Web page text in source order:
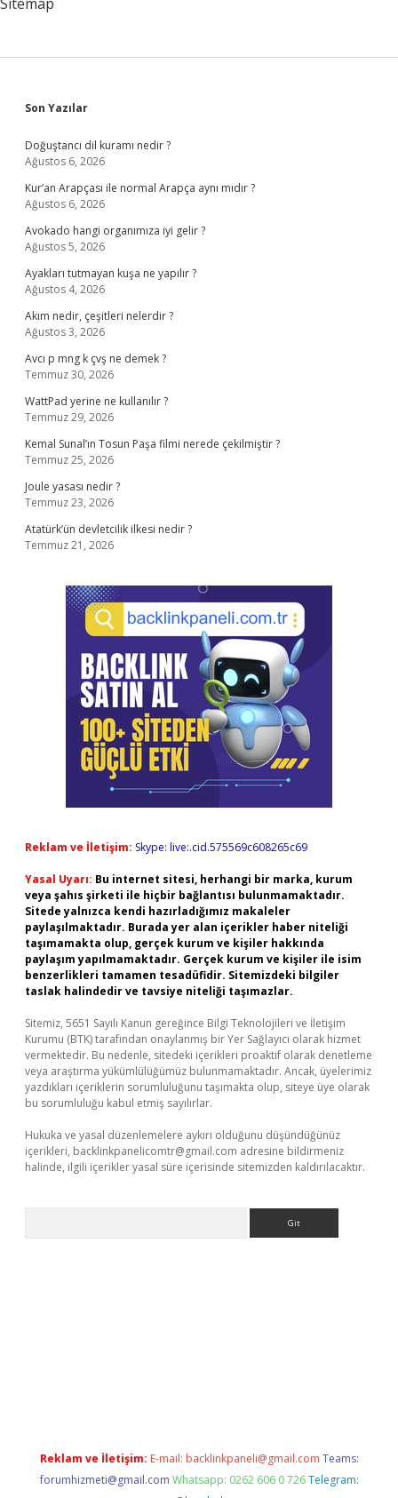
Sidebar
Son Yazılar
Doğuştancı dil kuramı nedir ?
Ağustos 6, 2026
Kur’an Arapçası ile normal Arapça aynı mıdır ?
Ağustos 6, 2026
Avokado hangi organımıza iyi gelir ?
Ağustos 5, 2026
Ayakları tutmayan kuşa ne yapılır ?
Ağustos 4, 2026
Akım nedir, çeşitleri nelerdir ?
Ağustos 3, 2026
Avcı p mng k çvş ne demek ?
Temmuz 30, 2026
WattPad yerine ne kullanılır ?
Temmuz 29, 2026
Kemal Sunal’ın Tosun Paşa filmi nerede çekilmiştir ?
Temmuz 25, 2026
Joule yasası nedir ?
Temmuz 23, 2026
Atatürk’ün devletcilik ilkesi nedir ?
Temmuz 21, 2026
Reklam ve İletişim: Skype: live:.cid.575569c608265c69
Yasal Uyarı: Bu internet sitesi, herhangi bir marka, kurum
veya şahıs şirketi ile hiçbir bağlantısı bulunmamaktadır.
Sitede yalnızca kendi hazırladığımız makaleler
paylaşılmaktadır. Burada yer alan içerikler haber niteliği
taşımamakta olup, gerçek kurum ve kişiler hakkında
paylaşım yapılmamaktadır. Gerçek kurum ve kişiler ile isim
benzerlikleri tamamen tesadüfidir. Sitemizdeki bilgiler
taslak halindedir ve tavsiye niteliği taşımazlar.
Sitemiz, 5651 Sayılı Kanun gereğince Bilgi Teknolojileri ve İletişim
Kurumu (BTK) tarafından onaylanmış bir Yer Sağlayıcı olarak hizmet
vermektedir. Bu nedenle, sitedeki içerikleri proaktif olarak denetleme
veya araştırma yükümlülüğümüz bulunmamaktadır. Ancak, üyelerimiz
yazdıkları içeriklerin sorumluluğunu taşımakta olup, siteye üye olarak
bu sorumluluğu kabul etmiş sayılırlar.
Hukuka ve yasal düzenlemelere aykırı olduğunu düşündüğünüz
içerikleri, backlinkpanelicomtr@gmail.com adresine bildirmeniz
halinde, ilgili içerikler yasal süre içerisinde sitemizden kaldırılacaktır.
Reklam ve İletişim: E-mail: backlinkpaneli@gmail.com Teams:
forumhizmeti@gmail.com Whatsapp: 0262 606 0 726 Telegram: